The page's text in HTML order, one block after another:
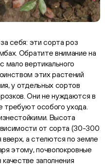
себя: эти сорта роз
Обратите внимание на
мало вертикального
этих растений
у отдельных сортов
Они не нуждаются в
требуют особого ухода.
Высота
от сорта (30-300
а стелются по земле
этому, почвопокровные
заполнения